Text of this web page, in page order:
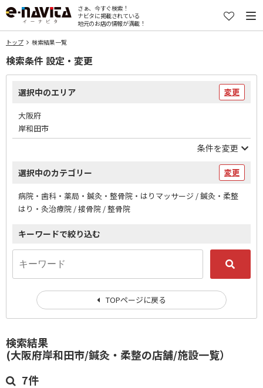
さぁ、今すぐ検索！
ナビタに掲載されている
地元のお店の情報が満載！
トップ 検索結果一覧
検索結果
(大阪府岸和田市/鍼灸・柔整の店舗/施設一覧）
7件
検索条件 設定・変更
選択中のエリア 変更
大阪府
岸和田市
条件を変更
選択中のカテゴリー 変更
病院・歯科・薬局・鍼灸・整骨院・はりマッサージ / 鍼灸・柔整
はり・灸治療院 / 接骨院 / 整骨院
キーワードで絞り込む
TOPページに戻る